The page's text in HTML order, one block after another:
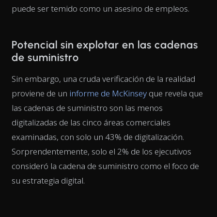
puede ser temido como un asesino de empleos.
Potencial sin explotar en las cadenas
de suministro
Sin embargo, una cruda verificación de la realidad
proviene de un informe de McKinsey que revela que
las cadenas de suministro son las menos
digitalizadas de las cinco áreas comerciales
examinadas, con solo un 43% de digitalización.
Sorprendentemente, solo el 2% de los ejecutivos
consideró la cadena de suministro como el foco de
su estrategia digital.